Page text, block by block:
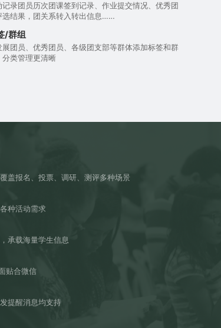
记录团员历次团课签到记录、作业提交情况、优秀团
选结果，团关系转入转出信息……
/群组
展团员、优秀团员、各级团支部等群体添加标签和群
分类管理更清晰
盖报名、投票、调研、测评多种场景
种活动需求
承载海量学生信息
贴合微信
提醒消息均支持